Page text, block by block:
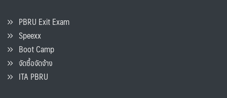
PBRU Exit Exam
Speexx
Boot Camp
จัดซื้อจัดจ้าง
ITA PBRU